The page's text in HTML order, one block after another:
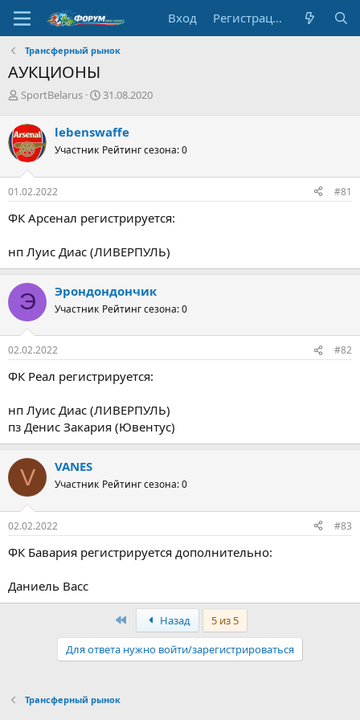
Вход Регистрация
Трансферный рынок
АУКЦИОНЫ
А
т
о
р
т
е
м
SportBelarus
Д
а
н
ч
а
31.08.2020
lebenswaffe
Участник Рейтинг сезона: 0
01.02.2022 #81
ФК Арсенал регистрируется:
нп Луис Диас (ЛИВЕРПУЛЬ)
Э Эрондондончик
Участник Рейтинг сезона: 0
02.02.2022 #82
ФК Реал регистрируется:
нп Луис Диас (ЛИВЕРПУЛЬ)
пз Денис Закария (Ювентус)
V VANES
Участник Рейтинг сезона: 0
02.02.2022 #83
ФК Бавария регистрируется дополнительно:
Даниель Васс
ПервыйНазад
5 из 5
Для ответа нужно войти/зарегистрироваться
Трансферный рынок